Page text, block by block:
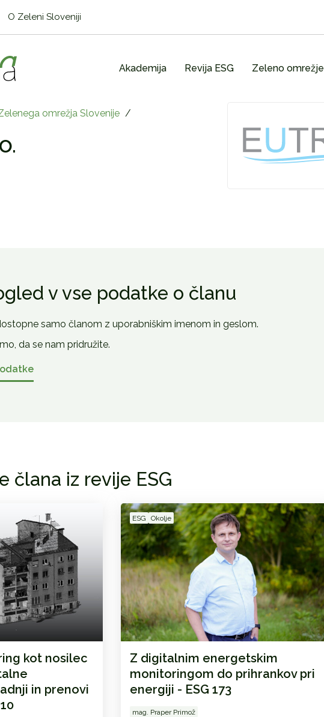
O Zeleni Sloveniji
Akademija Revija ESG Zeleno omrežje
omrežja Slovenije /
v vse podatke o članu
samo članom z uporabniškim imenom in geslom.
da se nam pridružite.
člana iz revije ESG
kot nosilec
in prenovi
ESG Okolje
Z digitalnim energetskim
monitoringom do prihrankov pri
energiji - ESG 173
mag. Praper Primož